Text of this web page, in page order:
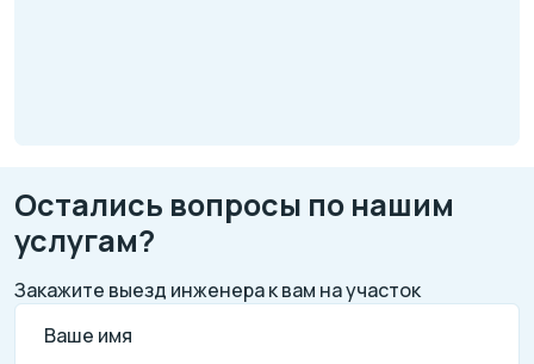
Остались вопросы по нашим
услугам?
Закажите выезд инженера к вам на участок
Ваше имя